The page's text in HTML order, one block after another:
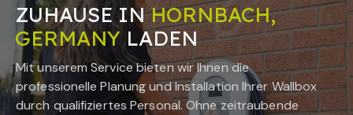
ZUHAUSE INHORNBACH,
GERMANYLADEN
Mit unserem Service bieten wir Ihnen die
professionelle Planung und Installation Ihrer Wallbox
durch qualifiziertes Personal. Ohne zeitraubende